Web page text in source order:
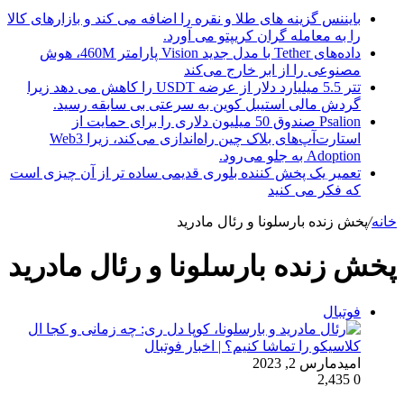
بایننس گزینه های طلا و نقره را اضافه می کند و بازارهای کالا
را به معامله گران کریپتو می آورد.
داده‌های Tether با مدل جدید Vision پارامتر 460M، هوش
مصنوعی را از ابر خارج می‌کند
تتر 5.5 میلیارد دلار از عرضه USDT را کاهش می دهد زیرا
گردش مالی استیبل کوین به سرعتی بی سابقه رسید.
Psalion صندوق 50 میلیون دلاری را برای حمایت از
استارت‌آپ‌های بلاک چین راه‌اندازی می‌کند، زیرا Web3
Adoption به جلو می‌رود.
تعمیر یک پخش کننده بلوری قدیمی ساده تر از آن چیزی است
که فکر می کنید
خانه/پخش زنده بارسلونا و رئال مادرید
پخش زنده بارسلونا و رئال مادرید
فوتبال
امیدمارس 2, 2023
0